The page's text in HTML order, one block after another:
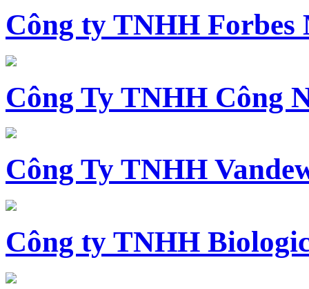
Công ty TNHH
Công Ty TNHH Công
Công Ty TNHH
Công ty TNHH